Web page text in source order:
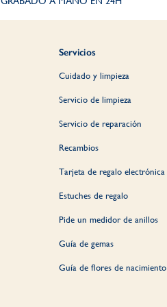
Servicios
Cuidado y limpieza
Servicio de limpieza
Servicio de reparación
Recambios
Tarjeta de regalo electrónica
Estuches de regalo
Pide un medidor de anillos
Guía de gemas
Guía de flores de nacimiento